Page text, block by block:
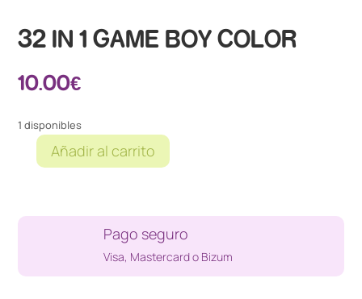
32 IN 1 GAME BOY COLOR
10.00€
1 disponibles
GAME
cantidad
Añadir al carrito
Pago seguro
Visa, Mastercard o Bizum